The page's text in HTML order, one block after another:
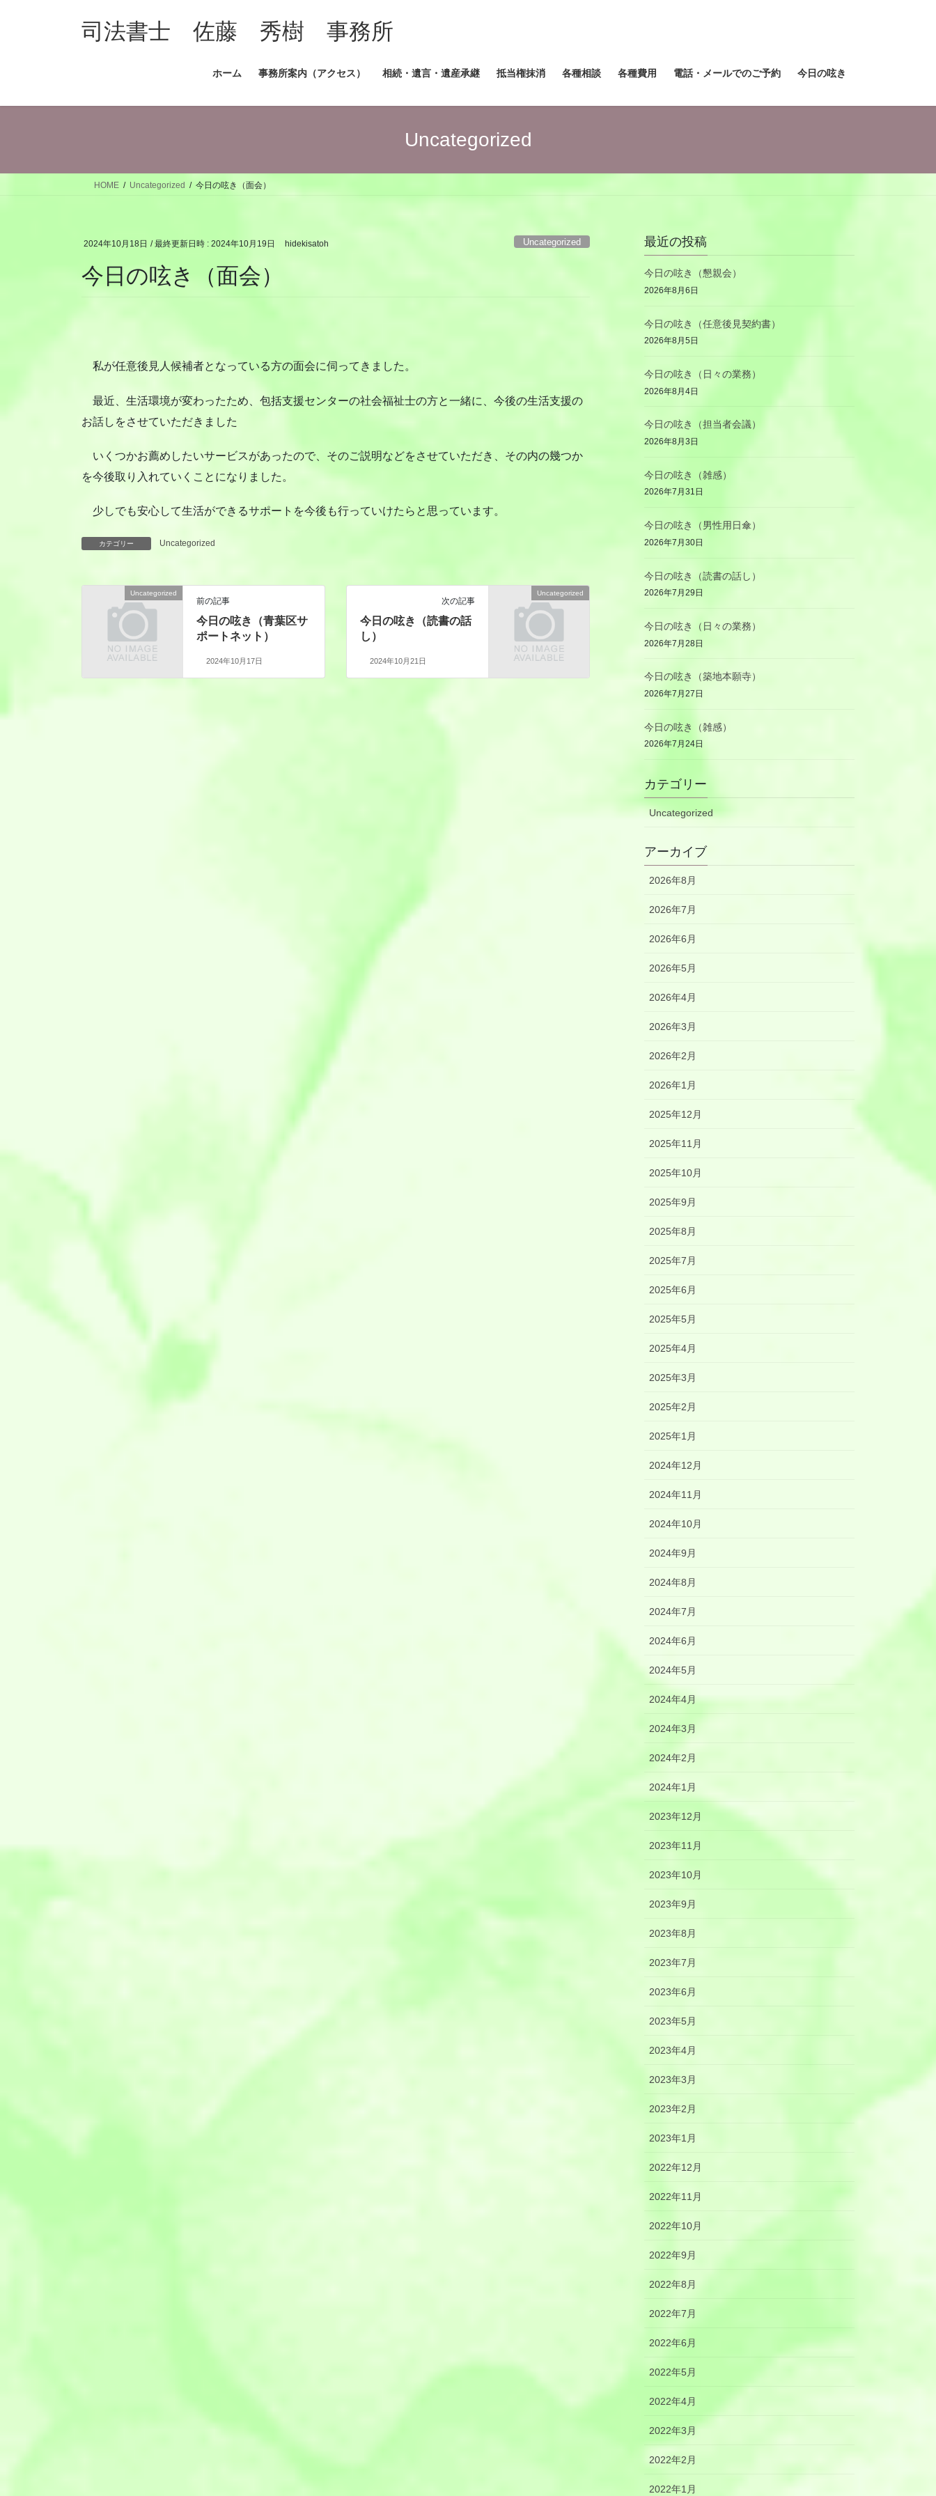
ス
ン
司法書士 佐藤 秀樹 事務所
ホーム 事務所案内（アクセス） 相続・遺言・遺産承継 抵当権抹消 各種相談 各種費用 電話・メールでのご予約 今日の呟き
Uncategorized
HOME Uncategorized 今日の呟き（面会）
2024年10月18日 / 最終更新日時 : 2024年10月19日 hidekisatoh Uncategorized
今日の呟き（面会）
私が任意後見人候補者となっている方の面会に伺ってきました。
最近、生活環境が変わったため、包括支援センターの社会福祉士の方と一緒に、今後の生活支援の
お話しをさせていただきました
いくつかお薦めしたいサービスがあったので、そのご説明などをさせていただき、その内の幾つか
を今後取り入れていくことになりました。
少しでも安心して生活ができるサポートを今後も行っていけたらと思っています。
カテゴリー Uncategorized
Uncategorized
前の記事
今日の呟き（青葉区サ
ポートネット）
2024年10月17日
Uncategorized
次の記事
今日の呟き（読書の話
し）
2024年10月21日
最近の投稿
今日の呟き（懇親会）
2026年8月6日
今日の呟き（任意後見契約書）
2026年8月5日
今日の呟き（日々の業務）
2026年8月4日
今日の呟き（担当者会議）
2026年8月3日
今日の呟き（雑感）
2026年7月31日
今日の呟き（男性用日傘）
2026年7月30日
今日の呟き（読書の話し）
2026年7月29日
今日の呟き（日々の業務）
2026年7月28日
今日の呟き（築地本願寺）
2026年7月27日
今日の呟き（雑感）
2026年7月24日
カテゴリー
Uncategorized
アーカイブ
2026年8月
2026年7月
2026年6月
2026年5月
2026年4月
2026年3月
2026年2月
2026年1月
2025年12月
2025年11月
2025年10月
2025年9月
2025年8月
2025年7月
2025年6月
2025年5月
2025年4月
2025年3月
2025年2月
2025年1月
2024年12月
2024年11月
2024年10月
2024年9月
2024年8月
2024年7月
2024年6月
2024年5月
2024年4月
2024年3月
2024年2月
2024年1月
2023年12月
2023年11月
2023年10月
2023年9月
2023年8月
2023年7月
2023年6月
2023年5月
2023年4月
2023年3月
2023年2月
2023年1月
2022年12月
2022年11月
2022年10月
2022年9月
2022年8月
2022年7月
2022年6月
2022年5月
2022年4月
2022年3月
2022年2月
2022年1月